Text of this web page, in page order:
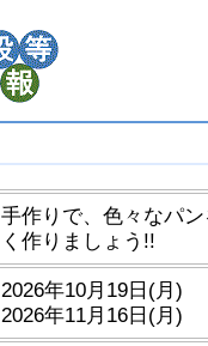
手作りで、色々なパ
く作りましょう!!
2026年10月19日(月)
2026年11月16日(月)